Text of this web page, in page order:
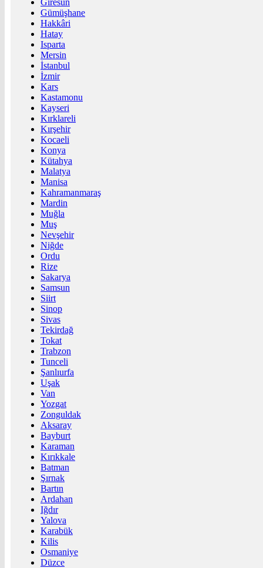
Gümüşhane
Hakkâri
Hatay
Isparta
Mersin
İstanbul
İzmir
Kars
Kastamonu
Kayseri
Kırklareli
Kırşehir
Kocaeli
Konya
Kütahya
Malatya
Manisa
Kahramanmaraş
Mardin
Muğla
Muş
Nevşehir
Niğde
Ordu
Rize
Sakarya
Samsun
Siirt
Sinop
Sivas
Tekirdağ
Tokat
Trabzon
Tunceli
Şanlıurfa
Uşak
Van
Yozgat
Zonguldak
Aksaray
Bayburt
Karaman
Kırıkkale
Batman
Şırnak
Bartın
Ardahan
Iğdır
Yalova
Karabük
Kilis
Osmaniye
Düzce